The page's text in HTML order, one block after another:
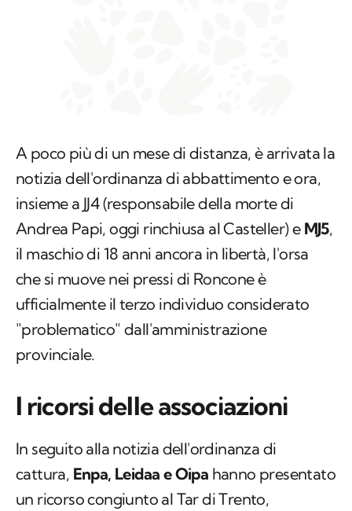
A poco più di un mese di distanza, è arrivata la
notizia dell'ordinanza di abbattimento e ora,
insieme a JJ4 (responsabile della morte di
Andrea Papi, oggi rinchiusa al Casteller) eMJ5
il maschio di 18 anni ancora in libertà, l'orsa
che si muove nei pressi di Roncone è
ufficialmente il terzo individuo considerato
"problematico" dall'amministrazione
In seguito alla notizia dell'ordinanza di
cattura,Enpa, Leidaa e Oipahanno presentato